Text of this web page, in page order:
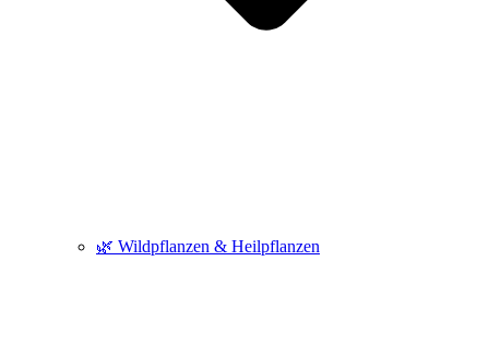
🌿 Wildpflanzen & Heilpflanzen